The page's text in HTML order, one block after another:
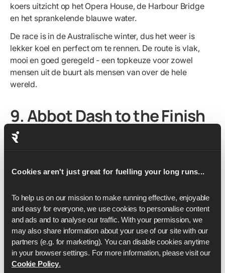
Cookies aren't just great for fuelling your long runs...
To help us on our mission to make running effective, enjoyable
and easy for everyone, we use cookies to personalise content
and ads and to analyse our traffic. With your permission, we
may also share information about your use of our site with our
partners (e.g. for marketing). You can disable cookies anytime
in your browser settings. For more information, please visit our
Cookie Policy.
koers uitzicht op het Opera House, de Harbour Bridge
en het sprankelende blauwe water.
De race is in de Australische winter, dus het weer is
lekker koel en perfect om te rennen. De route is vlak,
mooi en goed geregeld - een topkeuze voor zowel
mensen uit de buurt als mensen van over de hele
wereld.
9. Abbot Dash to the Finish
Line 5K (New York, VS)
Waar:Manhattan, New York City
Gemiddelde prijs:$50–$60
Aantal deelnemers:Ongeveer 10.000
Officiële website:Abbott Dash to the Finish Line 5K
Trainingsschema's:Pak jeNYC 5K-trainingsschema
De Abbott Dash to the Finish Line 5K is een van de meest
bekende hardloopwedstrijden van New York City en